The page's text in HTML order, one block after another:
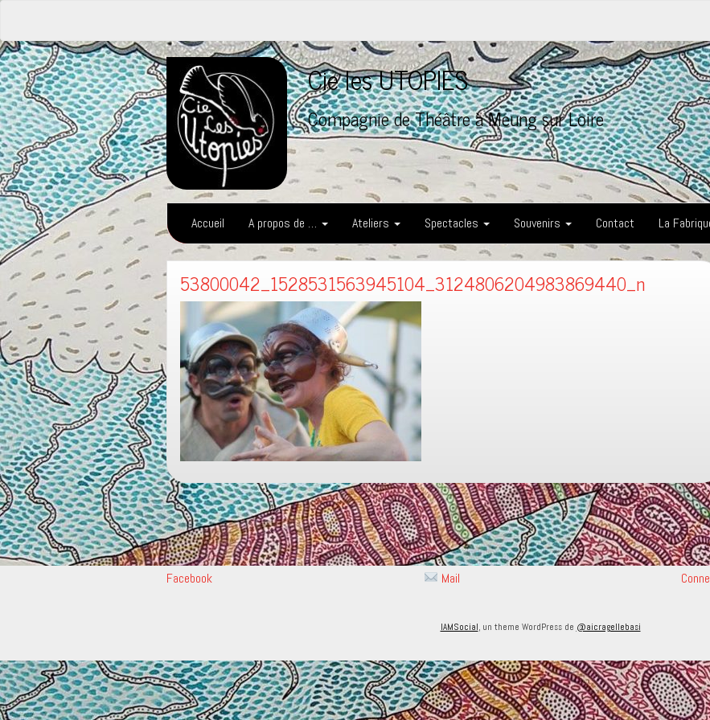
Cie les UTOPIES
Compagnie de Théâtre à Meung sur Loire
Accueil A propos de … Ateliers Spectacles Souvenirs Contact La
53800042_1528531563945104_3124806204983869440_n
Facebook Mail
IAMSocial, un theme WordPress de @aicragellebasi